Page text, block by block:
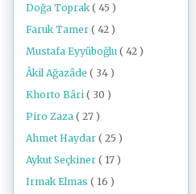
Doğa Toprak ( 45 )
Faruk Tamer ( 42 )
Mustafa Eyyüboğlu ( 42 )
Âkil Ağazâde ( 34 )
Khorto Bâri ( 30 )
Piro Zaza ( 27 )
Ahmet Haydar ( 25 )
Aykut Seçkiner ( 17 )
Irmak Elmas ( 16 )